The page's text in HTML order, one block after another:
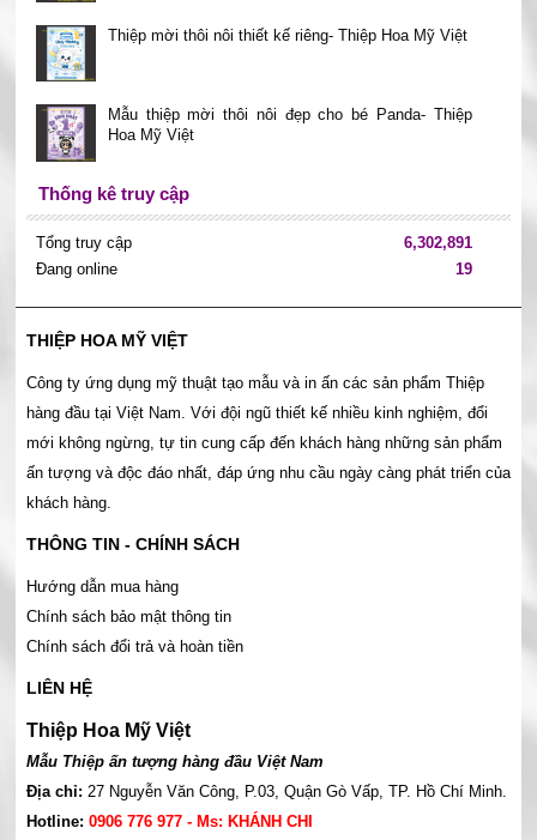
Thiệp mời thôi nôi thiết kế riêng- Thiệp Hoa Mỹ Việt
Mẫu thiệp mời thôi nôi đẹp cho bé Panda- Thiệp
Hoa Mỹ Việt
Thống kê truy cập
Tổng truy cập
6,302,891
Đang online
19
THIỆP HOA MỸ VIỆT
Công ty ứng dụng mỹ thuật tạo mẫu và in ấn các sản phẩm Thiệp
hàng đầu tại Việt Nam. Với đội ngũ thiết kế nhiều kinh nghiệm, đổi
mới không ngừng, tự tin cung cấp đến khách hàng những sản phẩm
ấn tượng và độc đáo nhất, đáp ứng nhu cầu ngày càng phát triển của
khách hàng.
THÔNG TIN - CHÍNH SÁCH
Hướng dẫn mua hàng
Chính sách bảo mật thông tin
Chính sách đổi trả và hoàn tiền
LIÊN HỆ
Thiệp Hoa Mỹ Việt
Mẫu Thiệp ấn tượng hàng đầu Việt Nam
Địa chỉ: 27 Nguyễn Văn Công, P.03, Quận Gò Vấp, TP. Hồ Chí Minh.
Hotline: 0906 776 977 - Ms: KHÁNH CHI